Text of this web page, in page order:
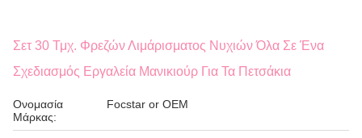
Σετ 30 Τμχ. Φρεζών Λιμάρισματος Νυχιών Όλα Σε Ένα
Σχεδιασμός Εργαλεία Μανικιούρ Για Τα Πετσάκια
Ονομασία
Μάρκας:
Focstar or OEM